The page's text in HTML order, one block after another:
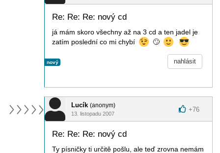
Re: Re: Re: nový cd
já mám skoro všechny až na 3 cd a ten jadel je
zatím poslední co mi chybí
🙄
nový nahlásit
Lucík (anonym)
13. listopadu 2007
+76
Re: Re: Re: nový cd
Ty písničky ti určitě pošlu, ale teď zrovna nemám